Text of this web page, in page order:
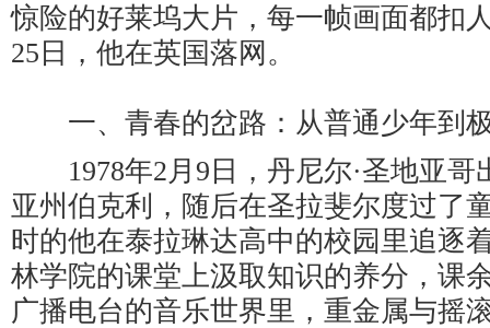
惊险的好莱坞大片，每一帧画面都扣
25日，他在英国落网。
一、青春的岔路：从普通少年到
1978年2月9日，丹尼尔·圣地亚哥
亚州伯克利，随后在圣拉斐尔度过了
时的他在泰拉琳达高中的校园里追逐
林学院的课堂上汲取知识的养分，课
广播电台的音乐世界里，重金属与摇